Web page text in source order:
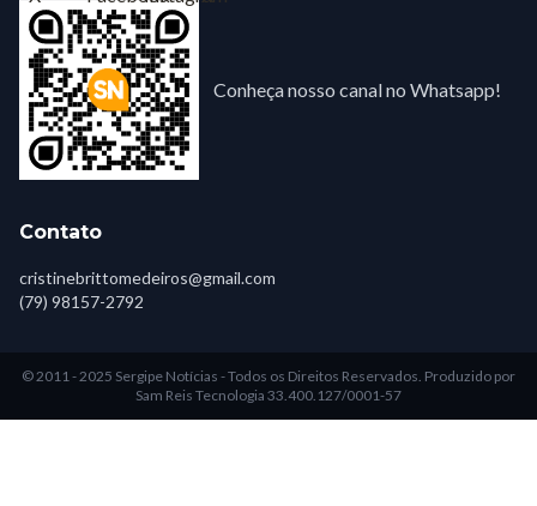
Conheça nosso canal no Whatsapp!
Contato
cristinebrittomedeiros@gmail.com
(79) 98157-2792
© 2011 - 2025 Sergipe Notícias - Todos os Direitos Reservados. Produzido por
Sam Reis Tecnologia 33.400.127/0001-57